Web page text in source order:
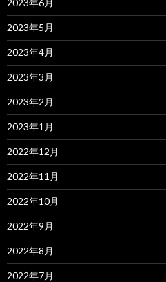
2023年6月
2023年5月
2023年4月
2023年3月
2023年2月
2023年1月
2022年12月
2022年11月
2022年10月
2022年9月
2022年8月
2022年7月